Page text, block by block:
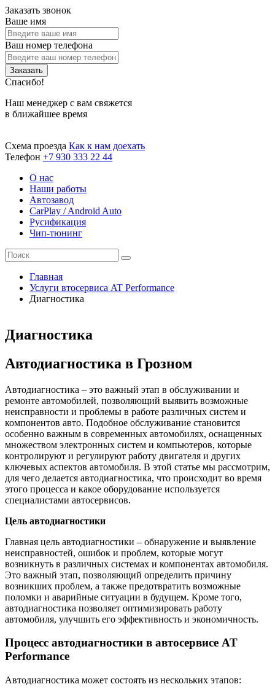
Заказать звонок
Ваше имя
Ваш номер телефона
Заказать
Спасибо!
Наш менеджер с вам свяжется
в ближайшее время
Схема проезда Как к нам доехать
Телефон +7 930 333 22 44
О нас
Наши работы
Автозавод
CarPlay / Android Auto
Русификация
Чип-тюнинг
Главная
Услуги втосервиса AT Performance
Диагностика
Диагностика
Автодиагностика в Грозном
Автодиагностика – это важный этап в обслуживании и
ремонте автомобилей, позволяющий выявить возможные
неисправности и проблемы в работе различных систем и
компонентов авто. Подобное обслуживание становится
особенно важным в современных автомобилях, оснащенных
множеством электронных систем и компьютеров, которые
контролируют и регулируют работу двигателя и других
ключевых аспектов автомобиля. В этой статье мы рассмотрим,
для чего делается автодиагностика, что происходит во время
этого процесса и какое оборудование используется
специалистами автосервисов.
Цель автодиагностики
Главная цель автодиагностики – обнаружение и выявление
неисправностей, ошибок и проблем, которые могут
возникнуть в различных системах и компонентах автомобиля.
Это важный этап, позволяющий определить причину
возникших проблем, а также предотвратить возможные
поломки и аварийные ситуации в будущем. Кроме того,
автодиагностика позволяет оптимизировать работу
автомобиля, улучшить его эффективность и экономичность.
Процесс автодиагностики в автосервисе AT
Performance
Автодиагностика может состоять из нескольких этапов: